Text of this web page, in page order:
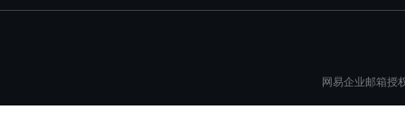
网易企业邮箱